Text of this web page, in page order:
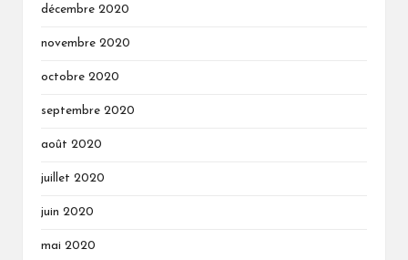
décembre 2020
novembre 2020
octobre 2020
septembre 2020
août 2020
juillet 2020
juin 2020
mai 2020